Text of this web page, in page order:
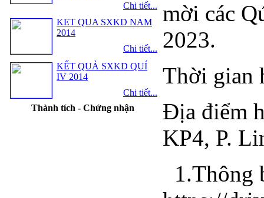
Chi tiết...
KET QUA SXKD NAM
2014
Chi tiết...
KẾT QUẢ SXKD QUÍ
IV 2014
Chi tiết...
Thành tích - Chứng nhận
mời các
2023.
Thời gian
Địa điểm
KP4, P.
1.Thông